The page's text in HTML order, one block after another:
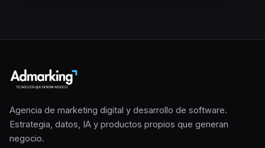
Agencia de marketing digital y desarrollo de software.
Estrategia, datos, IA y productos propios que generan
negocio.